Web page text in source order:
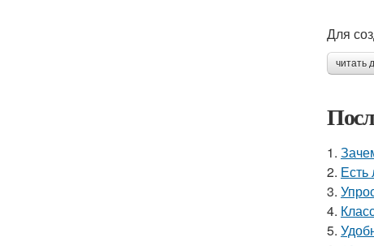
Для
читать
1.
2.
3.
4.
5.